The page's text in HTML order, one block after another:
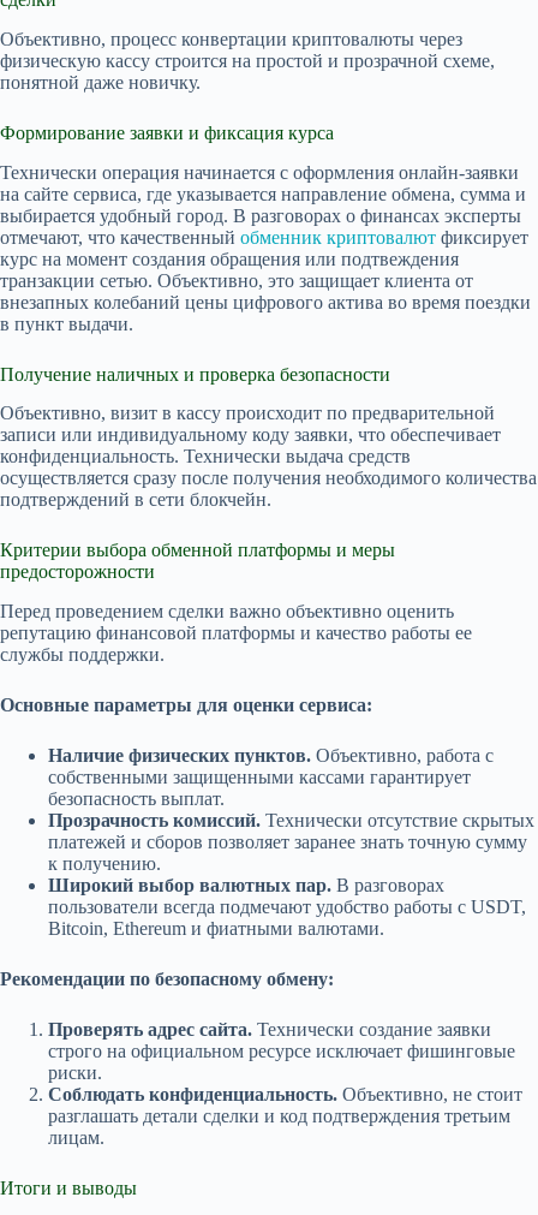
Объективно, процесс конвертации криптовалюты через
физическую кассу строится на простой и прозрачной схеме,
понятной даже новичку.
Формирование заявки и фиксация курса
Технически операция начинается с оформления онлайн-заявки
на сайте сервиса, где указывается направление обмена, сумма и
выбирается удобный город. В разговорах о финансах эксперты
отмечают, что качественный обменник криптовалют фиксирует
курс на момент создания обращения или подтвеждения
транзакции сетью. Объективно, это защищает клиента от
внезапных колебаний цены цифрового актива во время поездки
в пункт выдачи.
Получение наличных и проверка безопасности
Объективно, визит в кассу происходит по предварительной
записи или индивидуальному коду заявки, что обеспечивает
конфиденциальность. Технически выдача средств
осуществляется сразу после получения необходимого количества
подтверждений в сети блокчейн.
Критерии выбора обменной платформы и меры
предосторожности
Перед проведением сделки важно объективно оценить
репутацию финансовой платформы и качество работы ее
службы поддержки.
Основные параметры для оценки сервиса:
Наличие физических пунктов. Объективно, работа с
собственными защищенными кассами гарантирует
безопасность выплат.
Прозрачность комиссий. Технически отсутствие скрытых
платежей и сборов позволяет заранее знать точную сумму
к получению.
Широкий выбор валютных пар. В разговорах
пользователи всегда подмечают удобство работы с USDT,
Bitcoin, Ethereum и фиатными валютами.
Рекомендации по безопасному обмену:
Проверять адрес сайта. Технически создание заявки
строго на официальном ресурсе исключает фишинговые
риски.
Соблюдать конфиденциальность. Объективно, не стоит
разглашать детали сделки и код подтверждения третьим
лицам.
Итоги и выводы